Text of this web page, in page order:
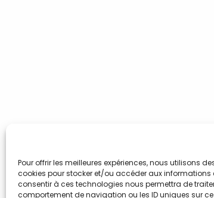
Pour offrir les meilleures expériences, nous utilisons
cookies pour stocker et/ou accéder aux informations
consentir à ces technologies nous permettra de
comportement de navigation ou les ID uniques sur